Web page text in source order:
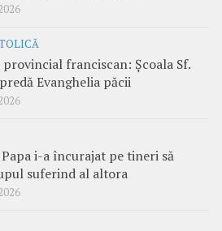
franciscan: Școala Sf.
Evanghelia păcii
i-a încurajat pe tineri să
suferind al altora